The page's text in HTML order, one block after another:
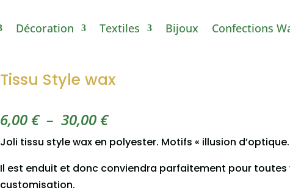
Décoration Textiles Bijoux Confections
Tissu Style wax
6,00€ – 30,00€Plage
de
prix :
6,00 €
Joli tissu style wax en polyester. Motifs « illusion d’optique.
Il est enduit et donc conviendra parfaitement pour toutes
customisation.